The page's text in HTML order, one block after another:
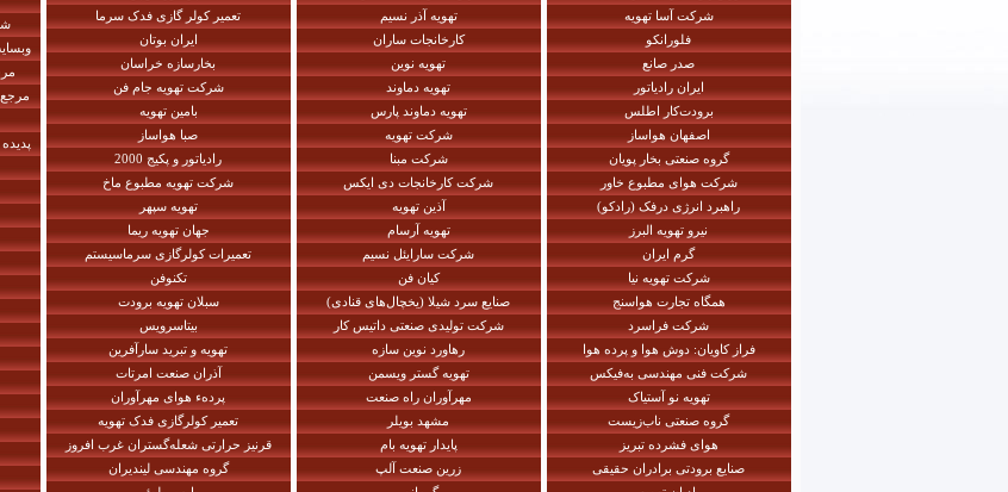
مرجع
تعمیر کولر گازی فدک سرما
ایران بوتان
بخارسازه خراسان
شرکت تهویه جام فن
بامین تهویه
صبا هواساز
رادیاتور و پکیج 2000
شرکت تهویه مطبوع ماخ
تهویه سپهر
جهان تهویه ریما
تعمیرات کولرگازی سرماسیستم
تکنوفن
سبلان تهویه برودت
بیتاسرویس
تهویه و تبرید سارآفرین
آذران صنعت امرتات
پردهء هوای مهرآوران
تعمیر کولرگازی فدک تهویه
قرنیز حرارتی شعله‌گستران غرب افروز
گروه مهندسی لیندیران
تهویه آذر نسیم
کارخانجات ساران
تهویه نوین
تهویه دماوند
تهویه دماوند پارس
شرکت تهویه
شرکت مبنا
شرکت کارخانجات دی ایکس
آذین تهویه
تهویه آرسام
شرکت سارایئل نسیم
کیان فن
صنایع سرد شیلا (یخچال‌های قنادی)
شرکت تولیدی صنعتی داتیس کار
رهاورد نوین سازه
تهویه گستر ویسمن
مهرآوران راه صنعت
مشهد بویلر
پایدار تهویه بام
زرین صنعت آلپ
شرکت آسا تهویه
فلورانکو
صدر صانع
ایران رادیاتور
برودت‌کار اطلس
اصفهان هواساز
گروه صنعتی بخار پویان
شرکت هوای مطبوع خاور
راهبرد انرژی درفک (رادکو)
نیرو تهویه البرز
گرم ایران
شرکت تهویه نیا
همگاه تجارت هواسنج
شرکت فراسرد
فراز کاویان: دوش هوا و پرده هوا
شرکت فنی مهندسی به‌فیکس
تهویه نو آستیاک
گروه صنعتی ناب‌زیست
هوای فشرده تبریز
صنایع برودتی برادران حقیقی